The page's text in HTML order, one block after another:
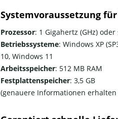
Systemvoraussetzung
Prozessor: 1 Gigahertz (GHz)
Betriebssysteme: Windows XP
10, Windows 11
Arbeitsspeicher: 512 MB RAM
Festplattenspeicher: 3,5 GB
(genauere Informationen